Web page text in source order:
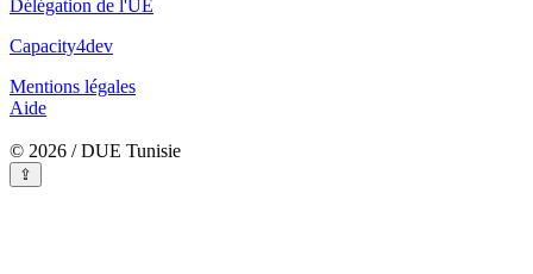
Délégation de l'UE
Capacity4dev
Mentions légales
Aide
© 2026 / DUE Tunisie
⇪